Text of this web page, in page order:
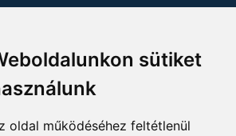
sütiket
oldal működéséhez feltétlenül